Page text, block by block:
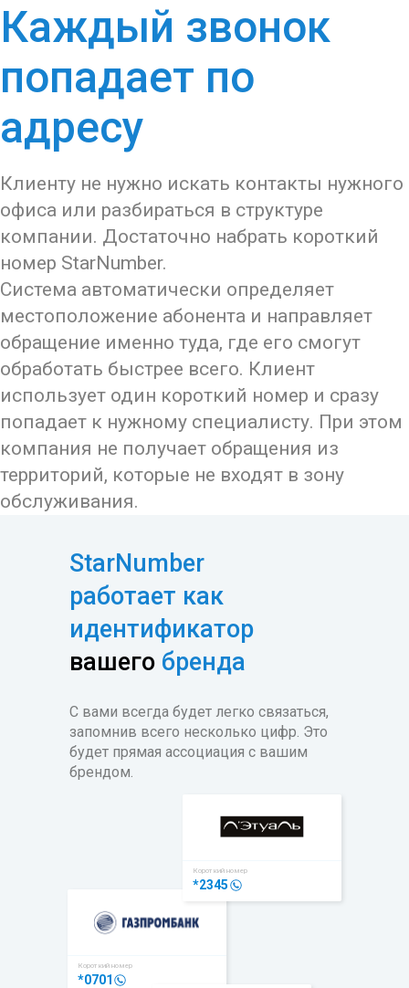
Каждый звонок
попадает по
адресу
Клиенту не нужно искать контакты нужного
офиса или разбираться в структуре
компании. Достаточно набрать короткий
номер StarNumber.
Система автоматически определяет
местоположение абонента и направляет
обращение именно туда, где его смогут
обработать быстрее всего. Клиент
использует один короткий номер и сразу
попадает к нужному специалисту. При этом
компания не получает обращения из
территорий, которые не входят в зону
обслуживания.
StarNumber
работает как
идентификатор
вашего бренда
С вами всегда будет легко связаться,
запомнив всего несколько цифр. Это
будет прямая ассоциация с вашим
брендом.
Короткий номер
*0701
*2345
Короткий номер